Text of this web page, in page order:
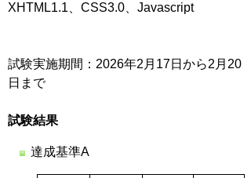
XHTML1.1、CSS3.0、Javascript
試験実施期間：2026年2月17日から2月20
日まで
試験結果
達成基準A